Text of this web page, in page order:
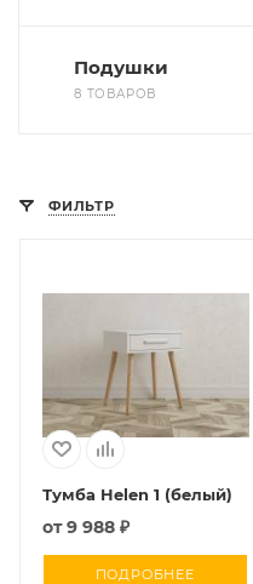
Подушки
8 ТОВАРОВ
ФИЛЬТР
Тумба Helen 1 (белый)
от9 988 ₽
ПОДРОБНЕЕ